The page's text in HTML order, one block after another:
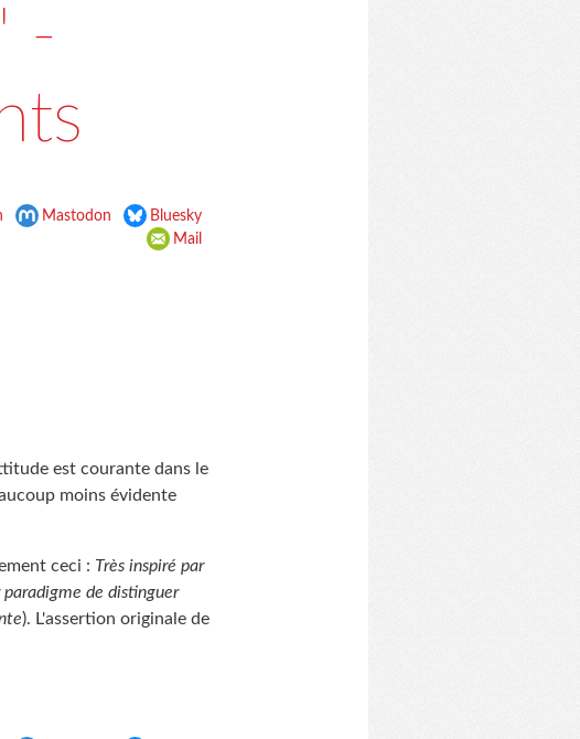
-
Mastodon
Bluesky
Mail
est courante dans le
moins évidente
ceci : Très inspiré par
de distinguer
). L'assertion originale de